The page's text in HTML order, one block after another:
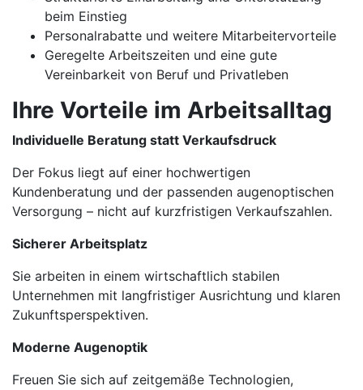
beim Einstieg
Personalrabatte und weitere Mitarbeitervorteile
Geregelte Arbeitszeiten und eine gute
Vereinbarkeit von Beruf und Privatleben
Ihre Vorteile im Arbeitsalltag
Individuelle Beratung statt Verkaufsdruck
Der Fokus liegt auf einer hochwertigen
Kundenberatung und der passenden augenoptischen
Versorgung – nicht auf kurzfristigen Verkaufszahlen.
Sicherer Arbeitsplatz
Sie arbeiten in einem wirtschaftlich stabilen
Unternehmen mit langfristiger Ausrichtung und klaren
Zukunftsperspektiven.
Moderne Augenoptik
Freuen Sie sich auf zeitgemäße Technologien,